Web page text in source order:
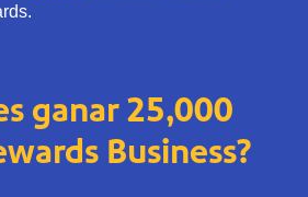
ganar 25,000
Business?